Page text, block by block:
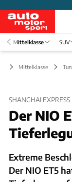
Mittelklasse SUV
Mittelklasse
SHANGHAI EXPRESS
Der NIO
Extreme
Der NIO ET5